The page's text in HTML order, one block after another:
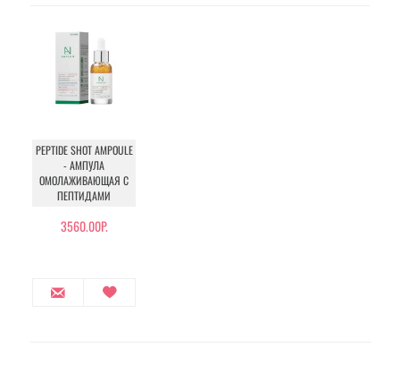
PEPTIDE SHOT AMPOULE
- АМПУЛА
ОМОЛАЖИВАЮЩАЯ С
ПЕПТИДАМИ
3560.00Р.